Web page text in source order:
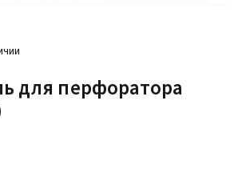
для перфоратора